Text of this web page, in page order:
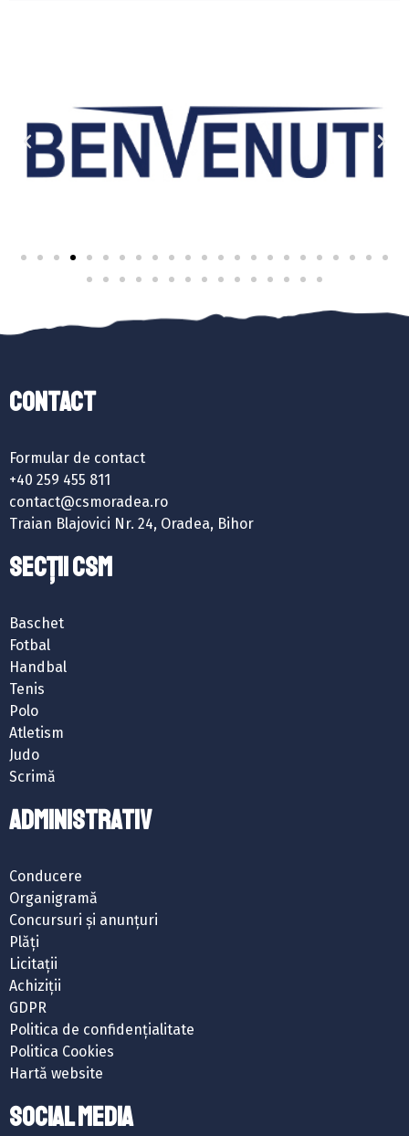
Contact
Formular de contact
+40 259 455 811
contact@csmoradea.ro
Traian Blajovici Nr. 24, Oradea, Bihor
SECȚII CSM
Baschet
Fotbal
Handbal
Tenis
Polo
Atletism
Judo
Scrimă
ADMINISTRATIV
Conducere
Organigramă
Concursuri și anunțuri
Plăți
Licitații
Achiziții
GDPR
Politica de confidențialitate
Politica Cookies
Hartă website
SOCIAL MEDIA